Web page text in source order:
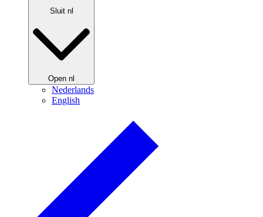
Sluit nl
Open nl
Nederlands
English